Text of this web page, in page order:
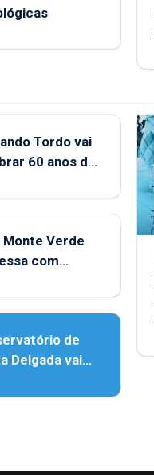
Tordo vai
60 anos de
Monte Verde
com
de
Delgada vai